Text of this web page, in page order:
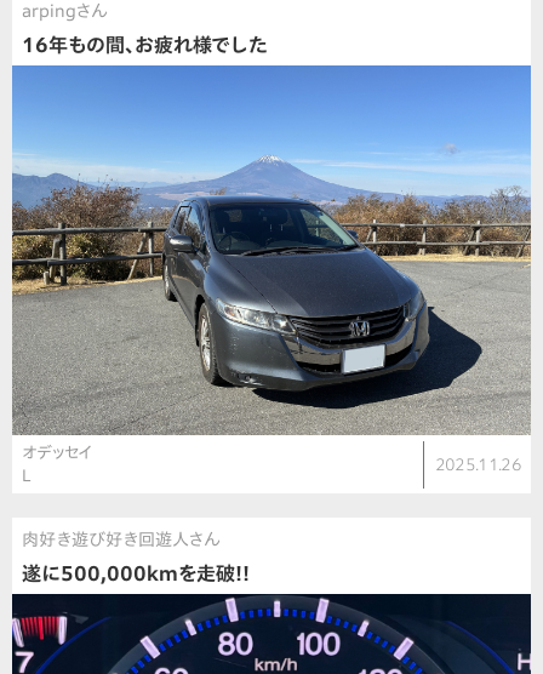
arpingさん
16年もの間、お疲れ様でした
オデッセイ
L
2025.11.26
肉好き遊び好き回遊人さん
遂に500,000kmを走破!!